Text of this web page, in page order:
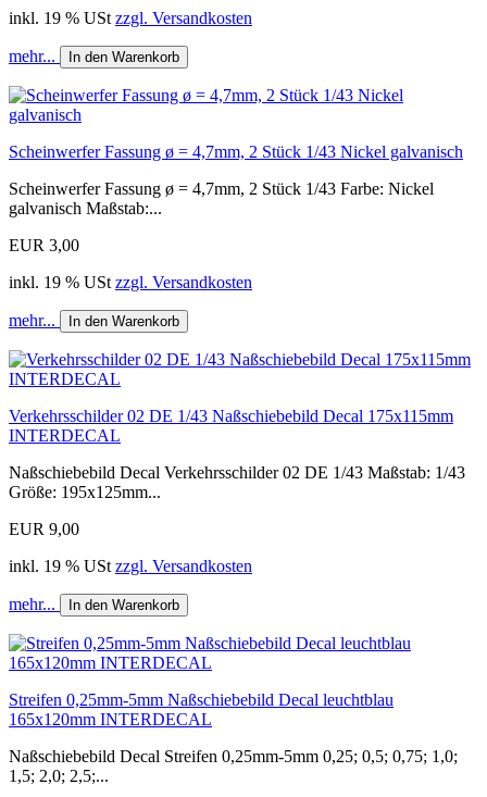
inkl. 19 % USt zzgl. Versandkosten
mehr... In den Warenkorb
Scheinwerfer Fassung ø = 4,7mm, 2 Stück 1/43 Nickel galvanisch
Scheinwerfer Fassung ø = 4,7mm, 2 Stück 1/43 Farbe: Nickel
galvanisch Maßstab:...
EUR 3,00
inkl. 19 % USt zzgl. Versandkosten
mehr... In den Warenkorb
Verkehrsschilder 02 DE 1/43 Naßschiebebild Decal 175x115mm
INTERDECAL
Naßschiebebild Decal Verkehrsschilder 02 DE 1/43 Maßstab: 1/43
Größe: 195x125mm...
EUR 9,00
inkl. 19 % USt zzgl. Versandkosten
mehr... In den Warenkorb
Streifen 0,25mm-5mm Naßschiebebild Decal leuchtblau
165x120mm INTERDECAL
Naßschiebebild Decal Streifen 0,25mm-5mm 0,25; 0,5; 0,75; 1,0;
1,5; 2,0; 2,5;...